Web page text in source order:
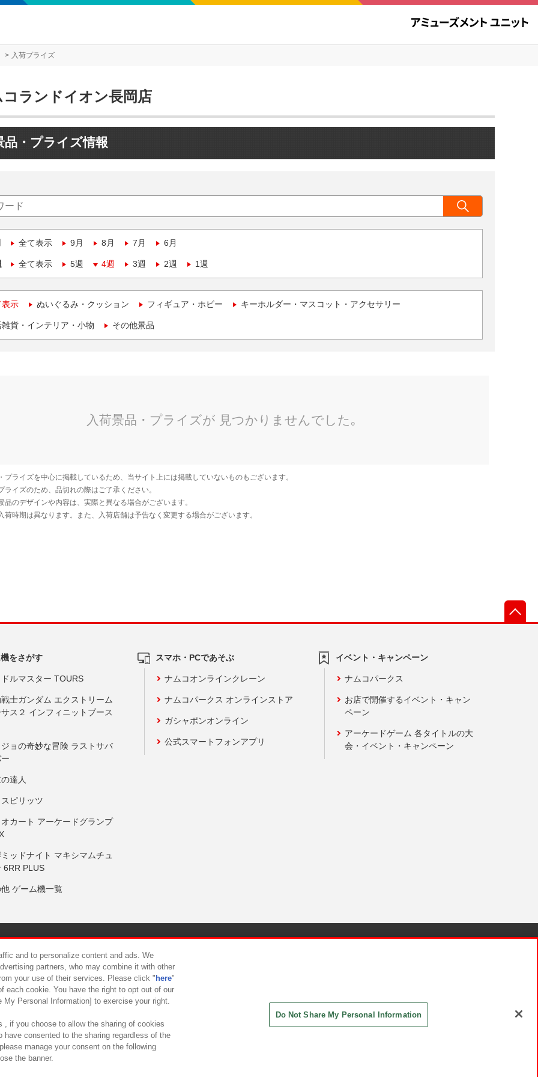
入荷プライズ
ランドイオン長岡店
品・プライズ情報
全て表示 9月 8月 7月 6月
全て表示 5週 4週 3週 2週 1週
表示 ぬいぐるみ・クッション フィギュア・ホビー キーホルダー・マスコット・アクセサリー
貨・インテリア・小物 その他景品
をさがす
ルマスター TOURS
士ガンダム エクストリーム
ス２ インフィニットブース
ョの奇妙な冒険 ラストサバ
達人
ピリッツ
カート アーケードグランプ
ッドナイト マキシマムチュ
6RR PLUS
ゲーム機一覧
スマホ・PCであそぶ
ナムコオンラインクレーン
ナムコパークス オンラインストア
ガシャポンオンライン
公式スマートフォンアプリ
イベント・キャンペーン
ナムコパークス
お店で開催するイベント・キャン
ペーン
アーケードゲーム 各タイトルの大
会・イベント・キャンペーン
について カスタマーハラスメント対応方針
and to personalize content and ads. We
partners, who may combine it with other
your use of their services. Please click " here"
each cookie. You have the right to opt out of our
Personal Information] to exercise your right.
, if you choose to allow the sharing of cookies
have consented to the sharing regardless of the
manage your consent on the following
the banner.
Do Not Share My Personal Information